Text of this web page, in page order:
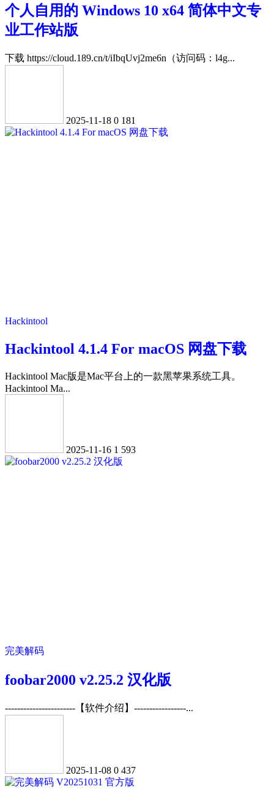
个人自用的 Windows 10 x64 简体中文专
业工作站版
下载 https://cloud.189.cn/t/iIbqUvj2me6n（访问码：l4g...
2025-11-18 0 181
Hackintool
Hackintool 4.1.4 For macOS 网盘下载
Hackintool Mac版是Mac平台上的一款黑苹果系统工具。
Hackintool Ma...
2025-11-16 1 593
完美解码
foobar2000 v2.25.2 汉化版
-----------------------【软件介绍】-----------------...
2025-11-08 0 437